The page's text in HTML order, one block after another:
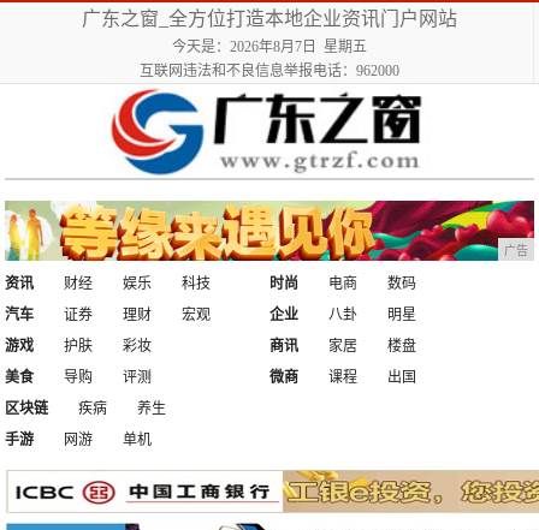
广东之窗_全方位打造本地企业资讯门户网站
今天是：2026年8月7日 星期五
互联网违法和不良信息举报电话：962000
广告
资讯 财经 娱乐
科技
汽车
证券 理财 宏观
时尚 电商
数码
企业
八卦
明星
游戏
护肤
彩妆
美食
导购 评测
商讯 家居
楼盘
微商
课程
出国
区块链
疾病
养生
手游
网游 单机